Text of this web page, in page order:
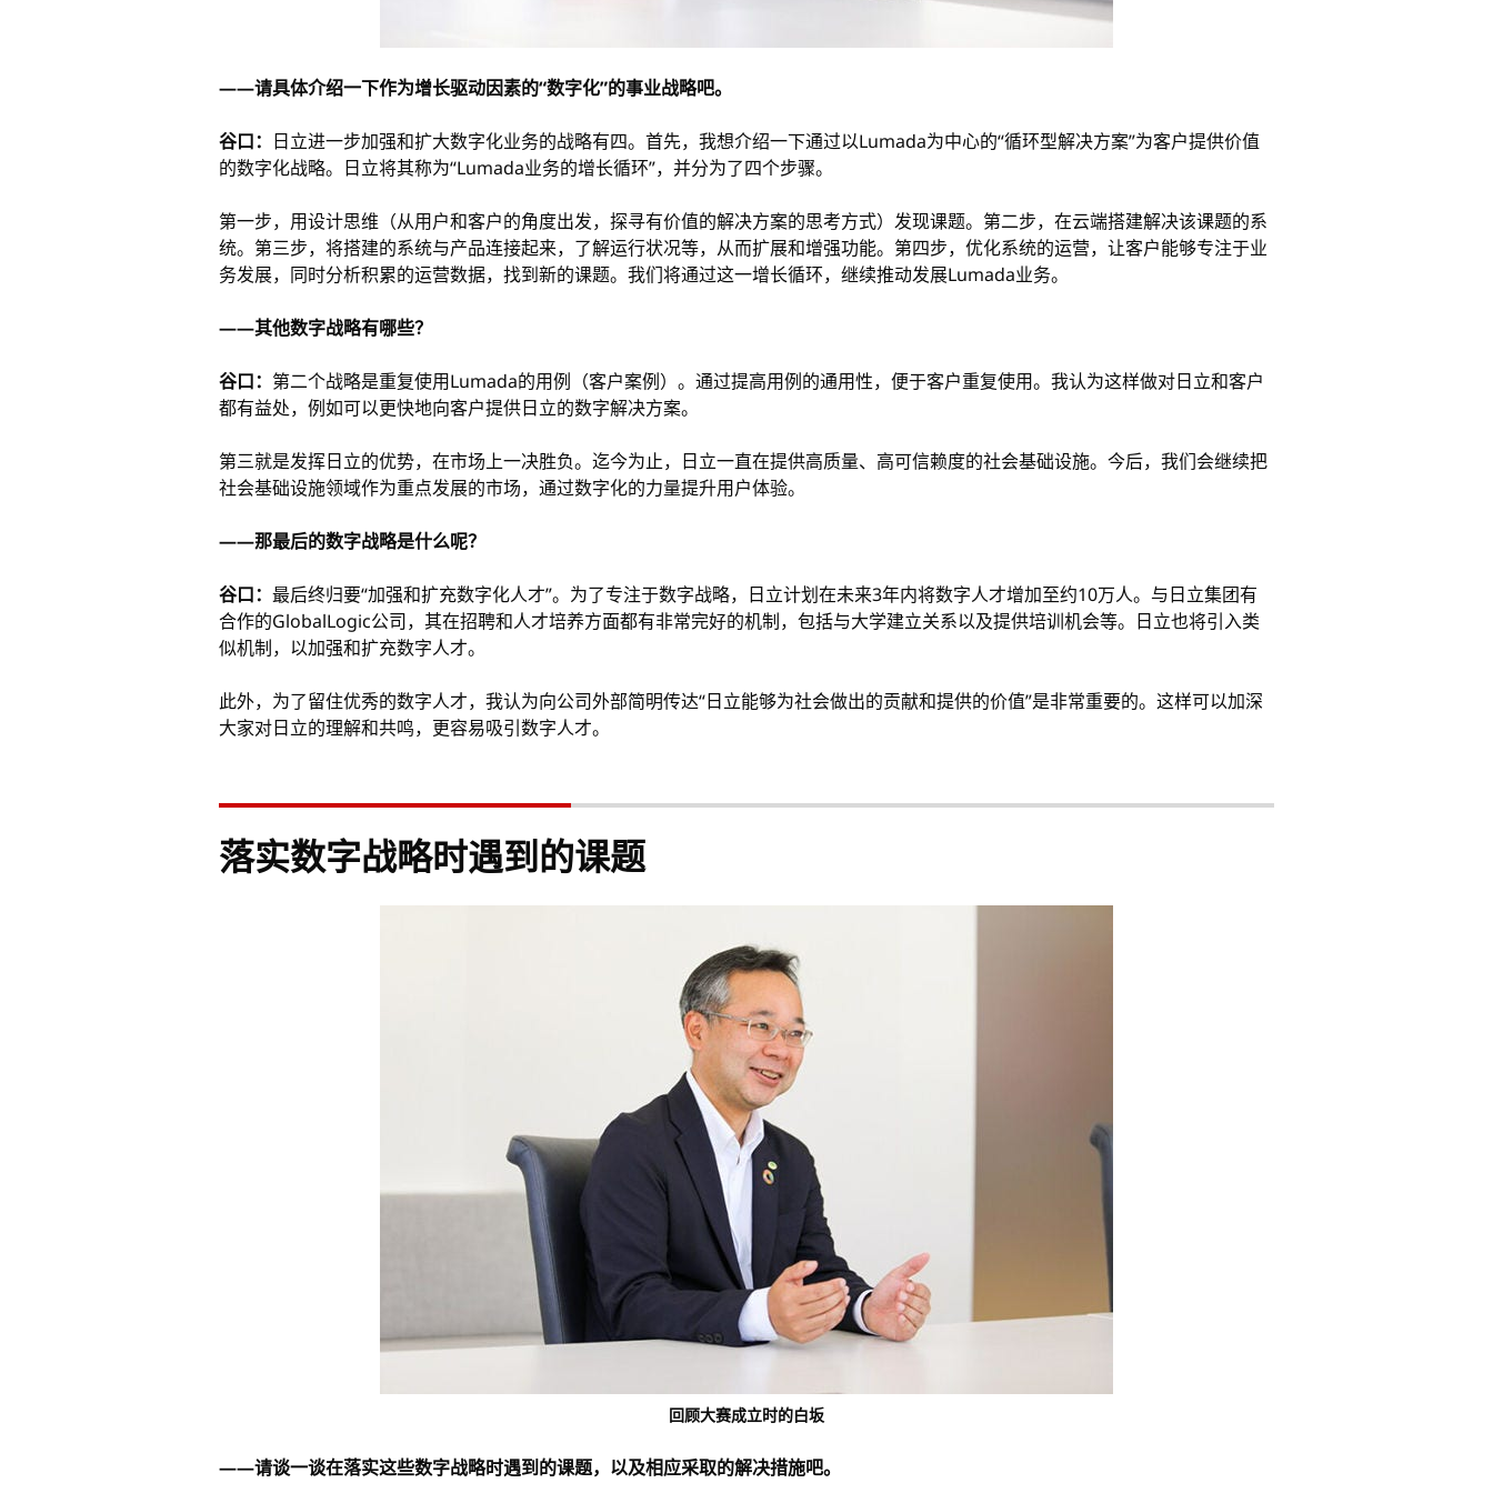
——请具体介绍一下作为增长驱动因素的“数字化”的事业战略吧。
谷口： 日立进一步加强和扩大数字化业务的战略有四。首先，我想介绍一下通过以Lumada为中心的“循环型解决方案”为客户提供价值
的数字化战略。日立将其称为“Lumada业务的增长循环”，并分为了四个步骤。
第一步，用设计思维（从用户和客户的角度出发，探寻有价值的解决方案的思考方式）发现课题。第二步，在云端搭建解决该课题的系
统。第三步，将搭建的系统与产品连接起来，了解运行状况等，从而扩展和增强功能。第四步，优化系统的运营，让客户能够专注于业
务发展，同时分析积累的运营数据，找到新的课题。我们将通过这一增长循环，继续推动发展Lumada业务。
——其他数字战略有哪些？
谷口： 第二个战略是重复使用Lumada的用例（客户案例）。通过提高用例的通用性，便于客户重复使用。我认为这样做对日立和客户
都有益处，例如可以更快地向客户提供日立的数字解决方案。
第三就是发挥日立的优势，在市场上一决胜负。迄今为止，日立一直在提供高质量、高可信赖度的社会基础设施。今后，我们会继续把
社会基础设施领域作为重点发展的市场，通过数字化的力量提升用户体验。
——那最后的数字战略是什么呢？
谷口： 最后终归要“加强和扩充数字化人才”。为了专注于数字战略，日立计划在未来3年内将数字人才增加至约10万人。与日立集团有
合作的GlobalLogic公司，其在招聘和人才培养方面都有非常完好的机制，包括与大学建立关系以及提供培训机会等。日立也将引入类
似机制，以加强和扩充数字人才。
此外，为了留住优秀的数字人才，我认为向公司外部简明传达“日立能够为社会做出的贡献和提供的价值”是非常重要的。这样可以加深
大家对日立的理解和共鸣，更容易吸引数字人才。
落实数字战略时遇到的课题
回顾大赛成立时的白坂
——请谈一谈在落实这些数字战略时遇到的课题，以及相应采取的解决措施吧。